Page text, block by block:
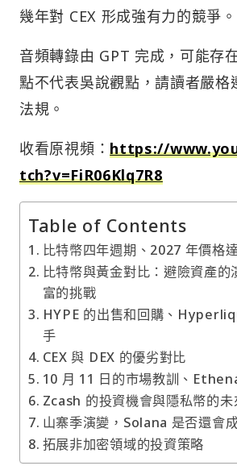
幾年對 CEX 形成強有力的競爭。
音頻轉錄由 GPT 完成，可能存
點不代表吳說觀點，請讀者嚴格
法規。
收看原視頻：https://
tch?v=FiR06Klq7R8
Table of Contents
比特幣四年週期、2027 年價格
比特幣與黃金對比：避險資產的
富的挑戰
HYPE 的出售和回購、
手
CEX 與 DEX 的優劣對比
10 月 11 日的市場教訓、
Zcash 的投資機會與隱私幣的未
山寨季演變，Solana 是否還會
拓展非加密領域的投資策略